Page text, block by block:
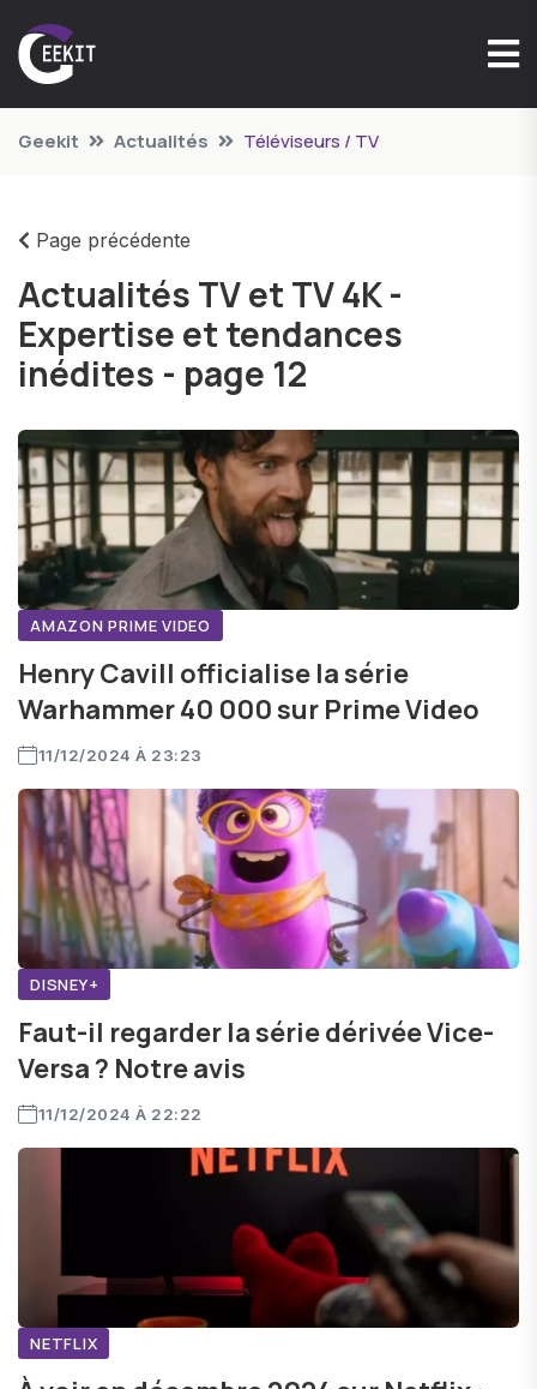
Geekit Actualités Téléviseurs / TV
Page précédente
Actualités TV et TV 4K -
Expertise et tendances
inédites - page 12
AMAZON PRIME VIDEO
Henry Cavill officialise la série
Warhammer 40 000 sur Prime Video
11/12/2024 À 23:23
DISNEY+
Faut-il regarder la série dérivée Vice-
Versa ? Notre avis
11/12/2024 À 22:22
NETFLIX